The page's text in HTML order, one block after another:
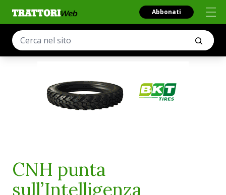
Abbonati
CNH punta
sull’Intelligenza